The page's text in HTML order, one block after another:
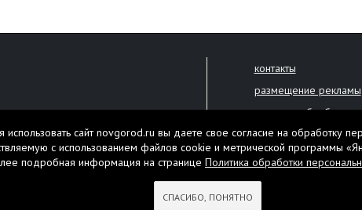
контакты
размещение рекламы
политика обработки
Настоящий ресурс
Нашли ошибку?
сайт novgorod.ru вы даете свое согласие на обработку
с использованием файлов cookie и метрической программы
подробная информация на странице Политика обработки
СПАСИБО, ПОНЯТНО